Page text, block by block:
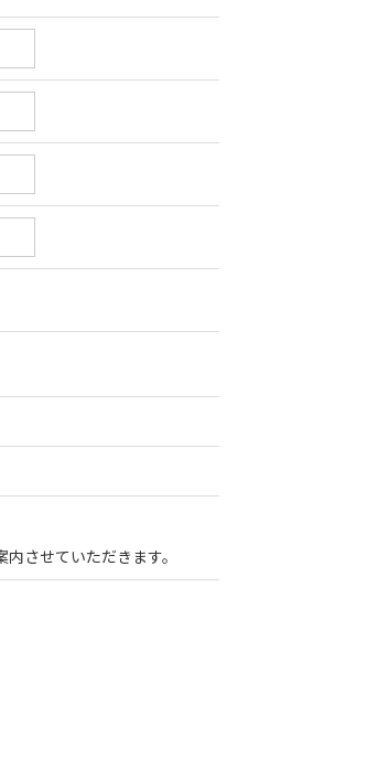
させていただきます。